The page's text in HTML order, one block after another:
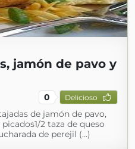
jamón de pavo y
0 Delicioso
de jamón de pavo,
2 taza de queso
de perejil (...)